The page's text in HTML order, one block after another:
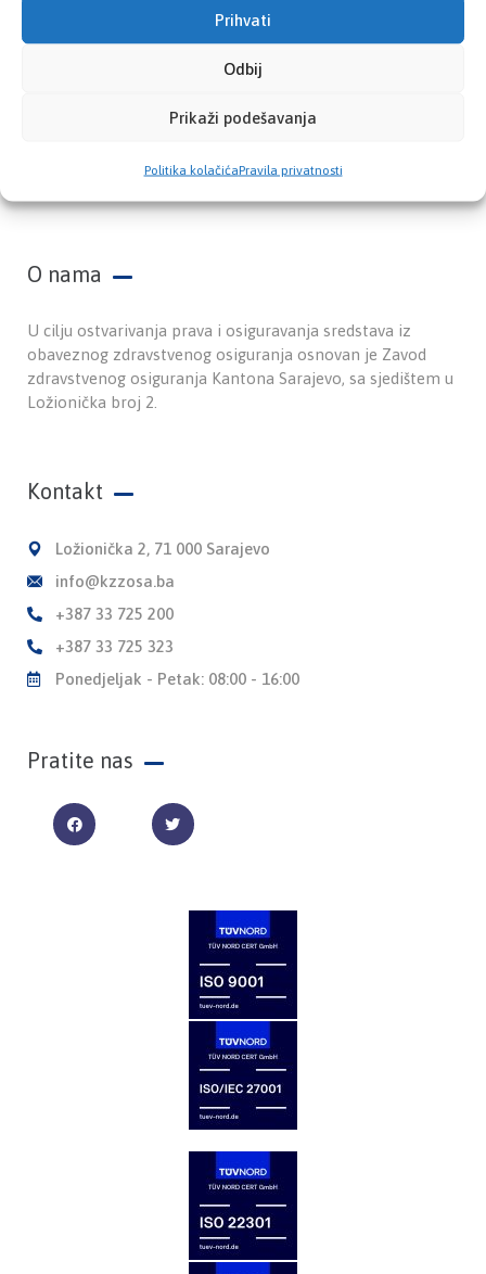
Prihvati
Odbij
Prikaži podešavanja
Politika kolačićaPravila privatnosti
O nama
U cilju ostvarivanja prava i osiguravanja sredstava iz
obaveznog zdravstvenog osiguranja osnovan je Zavod
zdravstvenog osiguranja Kantona Sarajevo, sa sjedištem u
Ložionička broj 2.
Kontakt
Ložionička 2, 71 000 Sarajevo
info@kzzosa.ba
+387 33 725 200
+387 33 725 323
Ponedjeljak - Petak: 08:00 - 16:00
Pratite nas